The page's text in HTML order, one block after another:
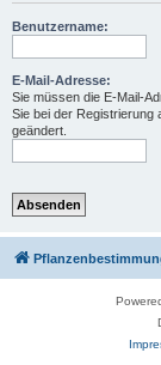
Benutzername:
E-Mail-Adresse:
Sie müssen die E-Mail-
Sie bei der Registrierung
geändert.